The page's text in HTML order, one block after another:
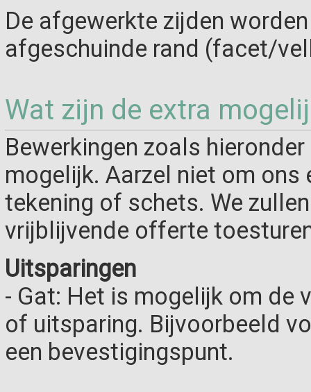
De afgewerkte zijden
afgeschuinde rand (facet/
Wat zijn de extra
Bewerkingen zoals
mogelijk. Aarzel niet om ons
tekening of schets. We
vrijblijvende offerte
Uitsparingen
- Gat: Het is mogelijk om de
of uitsparing. Bijvoorbeeld
een bevestigingspunt.